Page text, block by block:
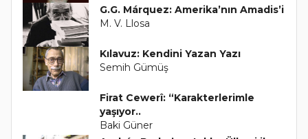
G.G. Márquez: Amerika’nın Amadis’i
M. V. Llosa
Kılavuz: Kendini Yazan Yazı
Semih Gümüş
Firat Cewerî: “Karakterlerimle
yaşıyor..
Baki Güner